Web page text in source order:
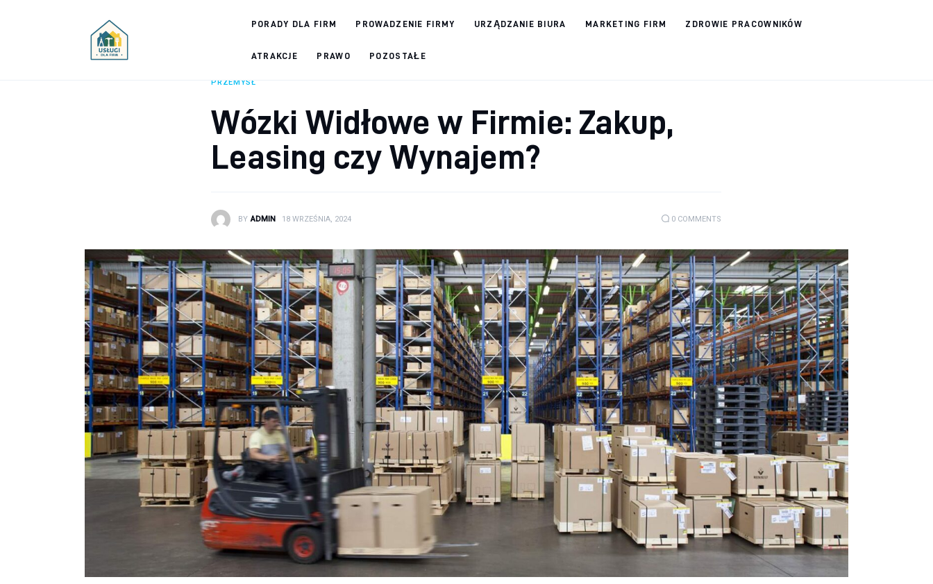
PORADY DLA FIRM PROWADZENIE FIRMY URZĄDZANIE BIURA MARKETING FIRM ZDROWIE PRACOWNIKÓW
ATRAKCJE PRAWO POZOSTAŁE
Prowadzenie firmy
PRZEMYSŁ
Wózki Widłowe w Firmie: Zakup,
Leasing czy Wynajem?
BY ADMIN 18 WRZEŚNIA, 2024 0 COMMENTS